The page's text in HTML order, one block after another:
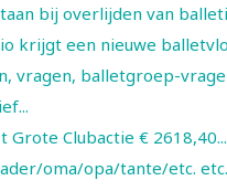
bij overlijden van
krijgt een nieuwe
vragen, balletgroep-
Grote Clubactie €
oma/opa/tante/etc.